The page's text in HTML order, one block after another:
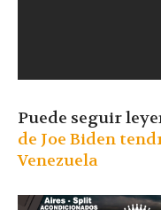
Puede seguir
de Joe Biden
Venezuela